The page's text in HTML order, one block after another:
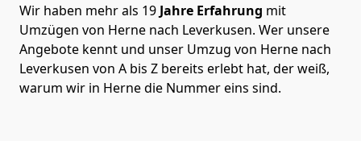
Wir haben mehr als 19 Jahre Erfahrung mit
Umzügen von Herne nach Leverkusen. Wer unsere
Angebote kennt und unser Umzug von Herne nach
Leverkusen von A bis Z bereits erlebt hat, der weiß,
warum wir in Herne die Nummer eins sind.